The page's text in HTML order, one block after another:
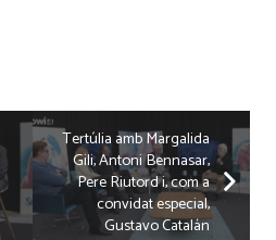
Tertúlia amb Margalida
Gili, Antoni Bennasar,
Pere Riutord i, com a
convidat especial,
Gustavo Catalán